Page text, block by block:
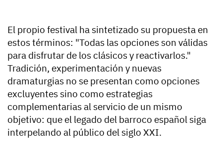
El propio festival ha sintetizado su propuesta en
estos términos: "Todas las opciones son válidas
para disfrutar de los clásicos y reactivarlos."
Tradición, experimentación y nuevas
dramaturgias no se presentan como opciones
excluyentes sino como estrategias
complementarias al servicio de un mismo
objetivo: que el legado del barroco español siga
interpelando al público del siglo XXI.